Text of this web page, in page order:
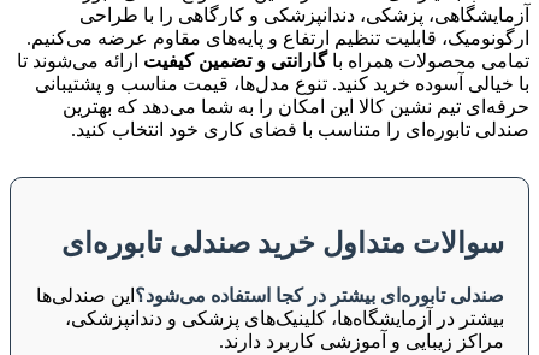
آزمایشگاهی، پزشکی، دندانپزشکی و کارگاهی را با طراحی
ارگونومیک، قابلیت تنظیم ارتفاع و پایه‌های مقاوم عرضه می‌کنیم.
تمامی محصولات همراه باگارانتی و تضمین کیفیت ارائه می‌شوند تا
با خیالی آسوده خرید کنید. تنوع مدل‌ها، قیمت مناسب و پشتیبانی
حرفه‌ای تیم نشین کالا این امکان را به شما می‌دهد که بهترین
صندلی تابوره‌ای را متناسب با فضای کاری خود انتخاب کنید.
سوالات متداول خرید صندلی تابوره‌ای
صندلی تابوره‌ای بیشتر در کجا استفاده می‌شود؟ این صندلی‌ها
بیشتر در آزمایشگاه‌ها، کلینیک‌های پزشکی و دندانپزشکی،
مراکز زیبایی و آموزشی کاربرد دارند.